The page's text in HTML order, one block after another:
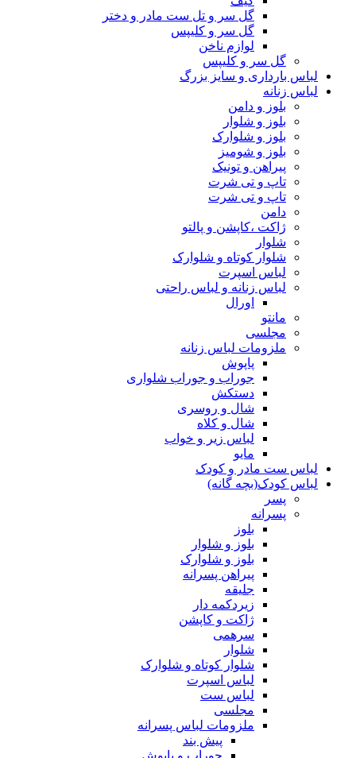
گل سر و تل ست مادر و دختر
گل سر و کلیپس
لوازم ناخن
گل سر و کلیپس
لباس بارداری و سایز بزرگ
لباس زنانه
بلوز و دامن
بلوز و شلوار
بلوز و شلوارک
بلوز و شومیز
پیراهن و تونیک
تاپ و تی شرت
تاپ و تی شرت
دامن
ژاکت ،کاپشن و پالتو
شلوار
شلوار کوتاه و شلوارک
لباس اسپرت
لباس زنانه و لباس راحتی
اورال
مانتو
مجلسی
ملزومات لباس زنانه
پاپوش
جوراب و جوراب شلواری
دستکش
شال و روسری
شال و کلاه
لباس زیر و خواب
مایو
لباس ست مادر و کودک
لباس کودک(بچه گانه)
پسر
پسرانه
بلوز
بلوز و شلوار
بلوز و شلوارک
پیراهن پسرانه
جلیقه
زیردکمه دار
ژاکت و کاپشن
سرهمی
شلوار
شلوار کوتاه و شلوارک
لباس اسپرت
لباس ست
مجلسی
ملزومات لباس پسرانه
پیش بند
جوراب و پاپوش